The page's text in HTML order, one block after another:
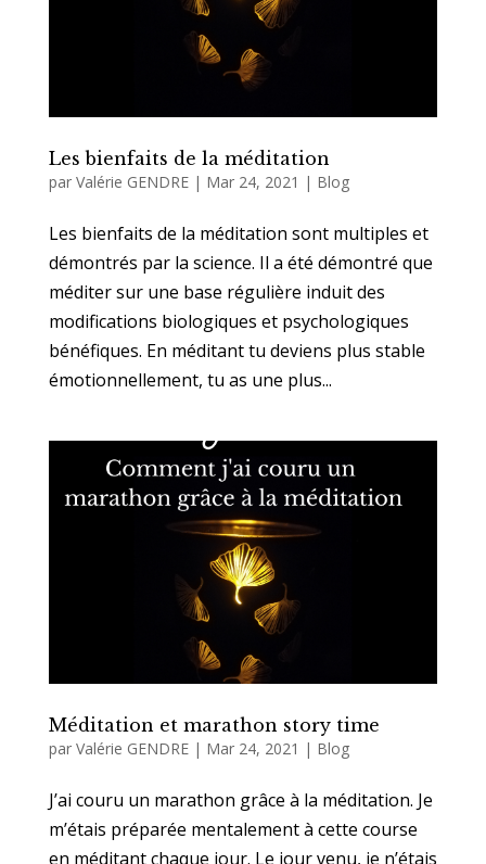
Les bienfaits de la méditation
par Valérie GENDRE| Mar 24, 2021 | Blog
Les bienfaits de la méditation sont multiples et
démontrés par la science. Il a été démontré que
méditer sur une base régulière induit des
modifications biologiques et psychologiques
bénéfiques. En méditant tu deviens plus stable
émotionnellement, tu as une plus...
Méditation et marathon story time
par Valérie GENDRE| Mar 24, 2021 | Blog
J’ai couru un marathon grâce à la méditation. Je
m’étais préparée mentalement à cette course
en méditant chaque jour. Le jour venu, je n’étais